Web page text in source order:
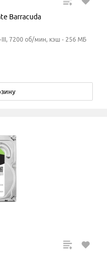
Barracuda
III, 7200 об/мин, кэш - 256 МБ